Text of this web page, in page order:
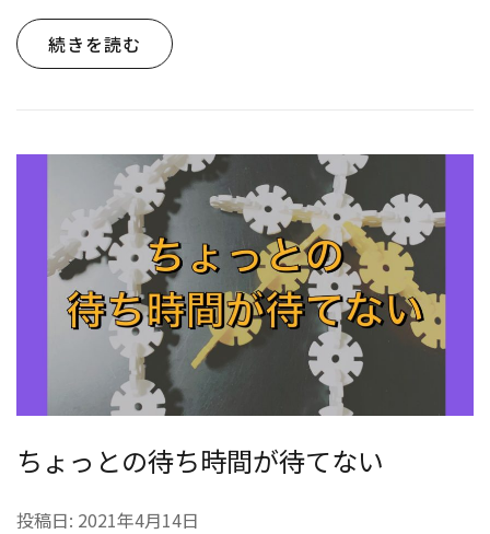
続きを読む
ちょっとの待ち時間が待てない
投稿日: 2021年4月14日